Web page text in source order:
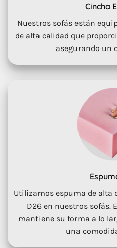
Cincha
Nuestros sofás están
de alta calidad que
asegurando un
Utilizamos espuma de alta
D26 en nuestros sofás.
mantiene su forma a lo
una